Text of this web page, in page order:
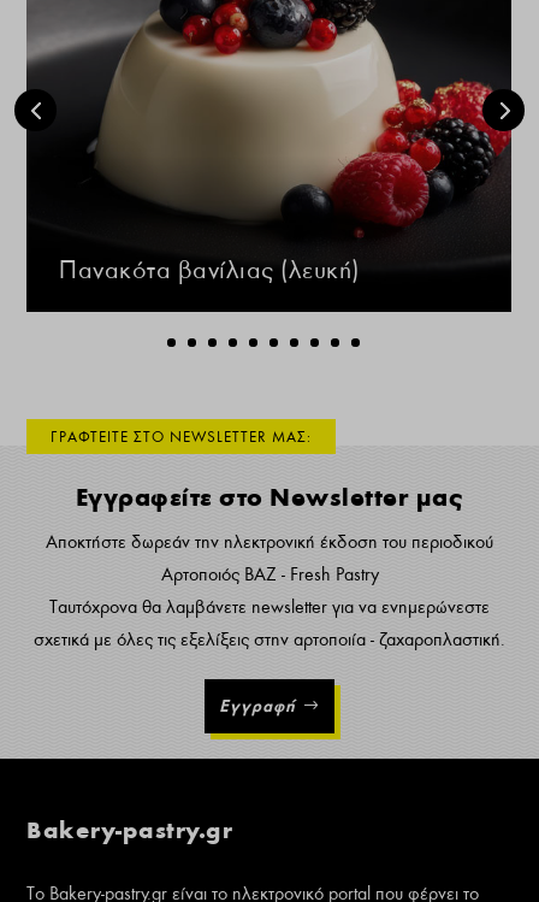
Πανακότα βανίλιας (λευκή)
ΓΡΑΦΤΕΙΤΕ ΣΤΟ NEWSLETTER ΜΑΣ:
Εγγραφείτε στο Newsletter μας
Αποκτήστε δωρεάν την ηλεκτρονική έκδοση του περιοδικού
Αρτοποιός ΒΑΖ - Fresh Pastry
Ταυτόχρονα θα λαμβάνετε newsletter για να ενημερώνεστε
σχετικά με όλες τις εξελίξεις στην αρτοποιία - ζαχαροπλαστική.
Εγγραφή
Bakery-pastry.gr
Το Bakery-pastry.gr είναι το ηλεκτρονικό portal που φέρνει το